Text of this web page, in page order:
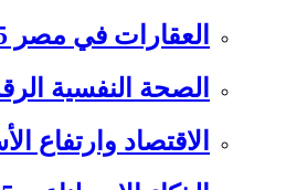
العقارات في مصر 2025 : نصائح للشراء والاستثمار الذكي
الصحة النفسية الرقمية 2025 : كيف تؤثر السوشيال
الاقتصاد وارتفاع الأسعار 2025 : طرق عملية للتوفير